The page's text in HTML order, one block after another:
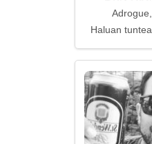
Haluan